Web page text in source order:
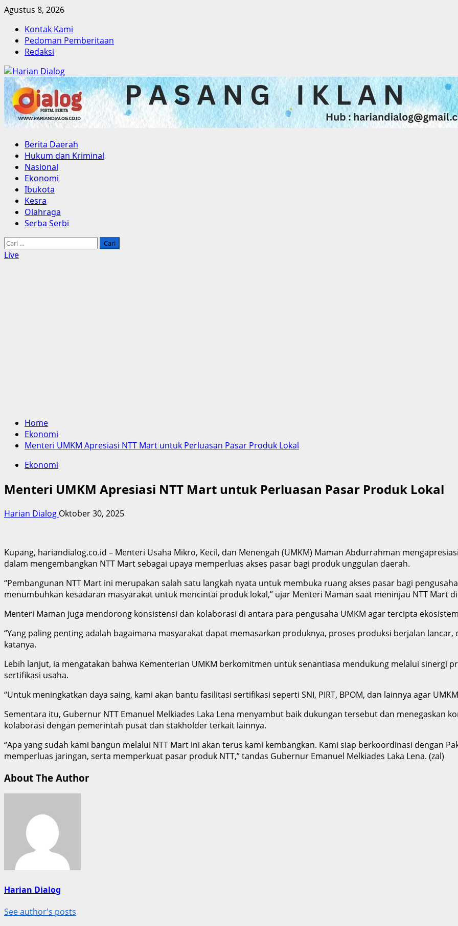
Skip
content
Agustus 8, 2026
Kontak Kami
Pedoman Pemberitaan
Redaksi
Primary
Menu
Berita Daerah
Hukum dan Kriminal
Nasional
Ekonomi
Ibukota
Kesra
Olahraga
Serba Serbi
Cari
untuk:
Live
Home
Ekonomi
Menteri UMKM Apresiasi NTT Mart untuk Perluasan Pasar Produk Lokal
Ekonomi
Menteri UMKM Apresiasi NTT Mart untuk Perluasan Pasar Produk Lokal
Harian Dialog Oktober 30, 2025
Kupang, hariandialog.co.id – Menteri Usaha Mikro, Kecil, dan Menengah (UMKM) Maman Abdurrahman
dalam mengembangkan NTT Mart sebagai upaya memperluas akses pasar bagi produk unggulan daerah.
“Pembangunan NTT Mart ini merupakan salah satu langkah nyata untuk membuka ruang akses pasar bagi
menumbuhkan kesadaran masyarakat untuk mencintai produk lokal,” ujar Menteri Maman saat meninjau NTT Mart
Menteri Maman juga mendorong konsistensi dan kolaborasi di antara para pengusaha UMKM agar tercipta
“Yang paling penting adalah bagaimana masyarakat dapat memasarkan produknya, proses produksi berjalan
katanya.
Lebih lanjut, ia mengatakan bahwa Kementerian UMKM berkomitmen untuk senantiasa mendukung melalui sinergi
sertifikasi usaha.
“Untuk meningkatkan daya saing, kami akan bantu fasilitasi sertifikasi seperti SNI, PIRT, BPOM, dan lainnya agar
Sementara itu, Gubernur NTT Emanuel Melkiades Laka Lena menyambut baik dukungan tersebut dan menegaskan
kolaborasi dengan pemerintah pusat dan stakholder terkait lainnya.
“Apa yang sudah kami bangun melalui NTT Mart ini akan terus kami kembangkan. Kami siap berkoordinasi dengan
memperluas jaringan, serta memperkuat pasar produk NTT,” tandas Gubernur Emanuel Melkiades Laka Lena. (zal)
About The Author
Harian Dialog
See author's posts